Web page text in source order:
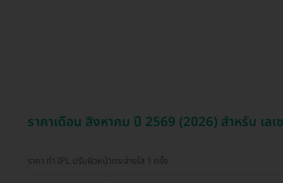
ราคาเดือน สิงหาคม ปี 2569 (2026) สำหรับ เลเ
ราคา ทำ IPL ปรับผิวหน้ากระจ่างใส 1 ครั้ง